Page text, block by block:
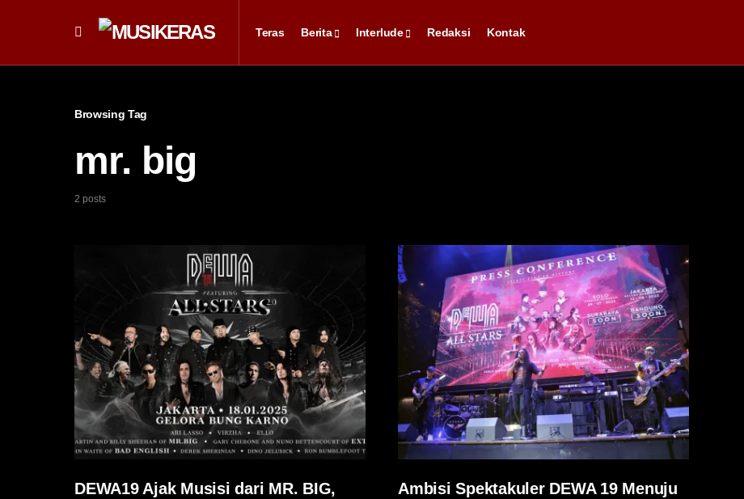
Teras Berita Interlude Redaksi Kontak
Browsing Tag
mr. big
2 posts
DEWA19 Ajak Musisi dari MR. BIG,
Ambisi Spektakuler DEWA 19 Menuju